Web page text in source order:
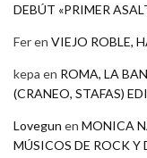
DEBÚT «PRIMER
Feren VIEJO ROBLE,
kepa en ROMA, LA
(CRANEO, STAFAS)
Lovegun en MONICA
MÚSICOS DE ROCK Y